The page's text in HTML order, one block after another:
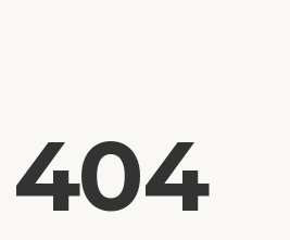
404